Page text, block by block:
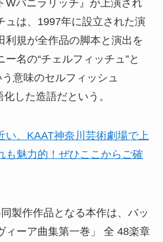
Wバニラリッチ』が上演され
ュは、1997年に設立された演
利規が全作品の脚本と演出を
名の“チェルフィッチュ”と
意味のセルフィッシュ
化した造語だという。
い、KAAT神奈川芸術劇場で上
も魅力的！ぜひここからご確
製作作品となる本作は、バッ
ィーア曲集第一巻」 全 48楽章